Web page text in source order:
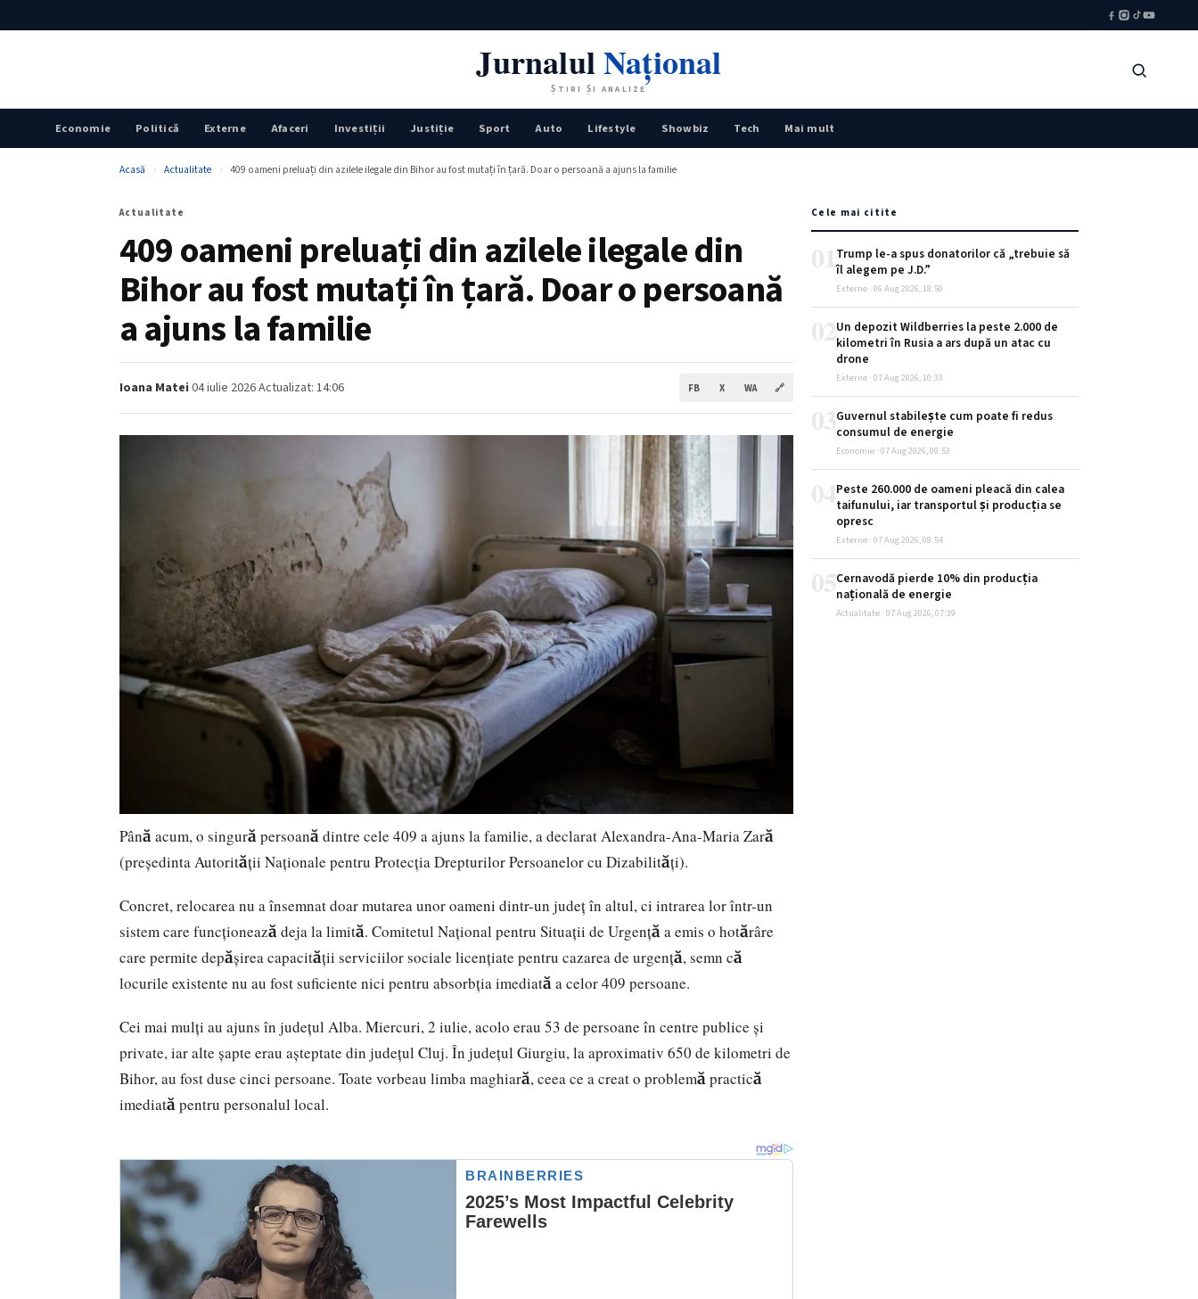
JurnalulNațional
ȘTIRI ȘI ANALIZE
Economie Politică Externe Afaceri Investiții Justiţie Sport Auto Lifestyle Showbiz Tech Mai mult
Acasă › Actualitate › 409 oameni preluați din azilele ilegale din Bihor au fost mutați în țară. Doar o persoană a ajuns la familie
Actualitate
409 oameni preluați din azilele ilegale din
Bihor au fost mutați în țară. Doar o persoană
a ajuns la familie
Ioana Matei·04 iulie 2026·Actualizat: 14:06 FB X WA 🔗
Până acum, o singură persoană dintre cele 409 a ajuns la familie, a declarat Alexandra-Ana-Maria Zară
(președinta Autorității Naționale pentru Protecția Drepturilor Persoanelor cu Dizabilități).
Concret, relocarea nu a însemnat doar mutarea unor oameni dintr-un județ în altul, ci intrarea lor într-un
sistem care funcționează deja la limită. Comitetul Național pentru Situații de Urgență a emis o hotărâre
care permite depășirea capacității serviciilor sociale licențiate pentru cazarea de urgență, semn că
locurile existente nu au fost suficiente nici pentru absorbția imediată a celor 409 persoane.
Cei mai mulți au ajuns în județul Alba. Miercuri, 2 iulie, acolo erau 53 de persoane în centre publice și
private, iar alte șapte erau așteptate din județul Cluj. În județul Giurgiu, la aproximativ 650 de kilometri de
Bihor, au fost duse cinci persoane. Toate vorbeau limba maghiară, ceea ce a creat o problemă practică
imediată pentru personalul local.
Cele mai citite
01Trump le-a spus donatorilor că „trebuie să
îl alegem pe J.D.”
Externe · 06 Aug 2026, 18:50
Un depozit Wildberries la peste 2.000 de
kilometri în Rusia a ars după un atac cu
drone
Externe · 07 Aug 2026, 10:33
Guvernul stabilește cum poate fi redus
consumul de energie
Economie · 07 Aug 2026, 09:53
Peste 260.000 de oameni pleacă din calea
taifunului, iar transportul și producția se
opresc
Externe · 07 Aug 2026, 08:54
Cernavodă pierde 10% din producția
națională de energie
Actualitate · 07 Aug 2026, 07:39